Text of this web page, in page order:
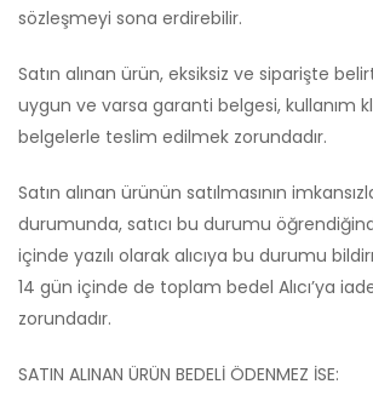
sözleşmeyi sona erdirebilir.
Satın alınan ürün, eksiksiz ve siparişte
uygun ve varsa garanti belgesi, kullanım
belgelerle teslim edilmek zorundadır.
Satın alınan ürünün satılmasının
durumunda, satıcı bu durumu
içinde yazılı olarak alıcıya bu durumu
14 gün içinde de toplam bedel Alıcı’ya
zorundadır.
SATIN ALINAN ÜRÜN BEDELİ ÖDENMEZ İSE: